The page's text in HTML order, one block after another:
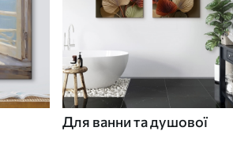
Для ванни та душової